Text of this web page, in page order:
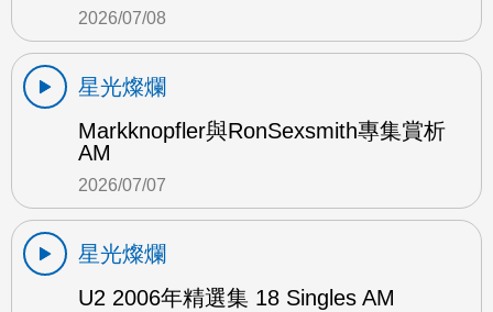
2026/07/08
星光燦爛
Markknopfler與RonSexsmith專集賞析
AM
2026/07/07
星光燦爛
U2 2006年精選集 18 Singles AM